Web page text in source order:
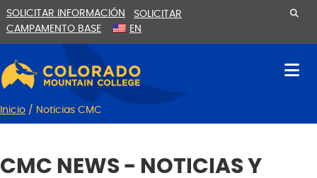
al
contenido
la
SOLICITAR INFORMACIÓN
SOLICITAR
CAMPAMENTO BASE
EN
Inicio / Noticias CMC
CMC NEWS - NOTICIAS Y